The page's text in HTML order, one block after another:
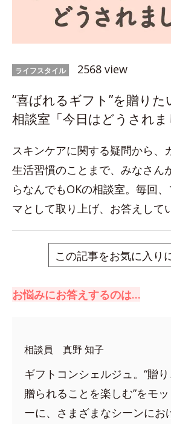
ライフスタイル 2568 view
“喜ばれるギフト”を贈り
相談室「今日はどうされ
スキンケアに関する疑問から、
生活習慣のことまで、みなさん
らなんでもOKの相談室。毎回
マとして取り上げ、お答えして
この記事をお気に入り
お悩みにお答えするのは…
相談員 真野 知子
ギフトコンシェルジュ。“贈り
贈られることを楽しむ”をモッ
ーに、さまざまなシーンにお